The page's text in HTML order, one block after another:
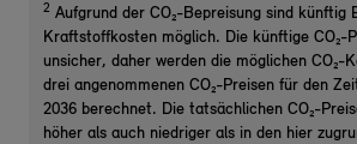
2 Aufgrund der CO₂-Bepreisung sind künftig
Kraftstoffkosten möglich. Die künftige CO₂-
unsicher, daher werden die möglichen CO₂-
drei angenommenen CO₂-Preisen für den
2036 berechnet. Die tatsächlichen CO₂-
höher als auch niedriger als in den hier